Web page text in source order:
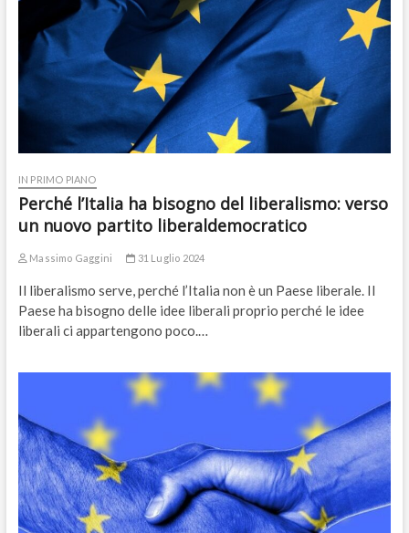
IN PRIMO PIANO
Perché l’Italia ha bisogno del liberalismo: verso
un nuovo partito liberaldemocratico
Massimo Gaggini 31 Luglio 2024
Il liberalismo serve, perché l’Italia non è un Paese liberale. Il
Paese ha bisogno delle idee liberali proprio perché le idee
liberali ci appartengono poco.…